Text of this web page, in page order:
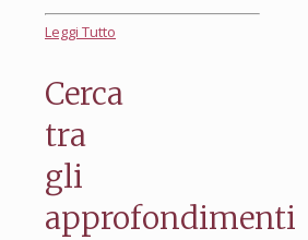
Leggi Tutto
Cerca
tra
gli
approfondimenti